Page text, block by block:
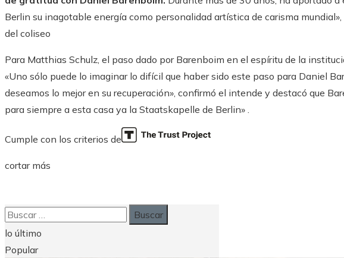
Berlin su inagotable energía como personalidad artística de carisma
del coliseo
Para Matthias Schulz, el paso dado por Barenboim en el espíritu de la
«Uno sólo puede lo imaginar lo difícil que haber sido este paso para Daniel
deseamos lo mejor en su recuperación», confirmó el intende y destacó que
para siempre a esta casa ya la Staatskapelle de Berlin» .
Cumple con los criterios de
cortar más
Buscar:
lo último
Popular